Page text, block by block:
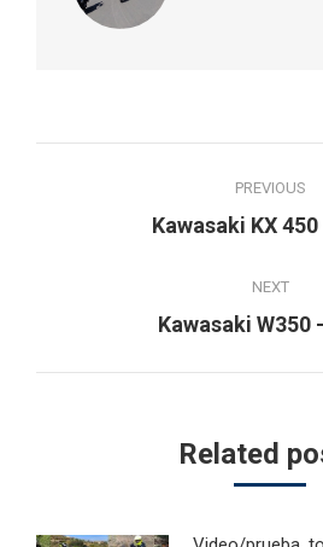
navigation
PREVIOUS
Kawasaki KX
NEXT
Next
Kawasaki W350
Related